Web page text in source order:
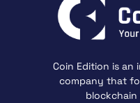
Coin Edition is an
company that